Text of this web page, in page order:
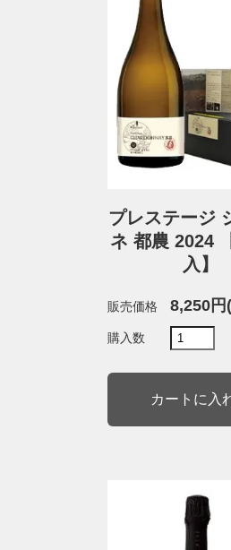
プレステージ
ネ 都農 2024
入】
販売価格 8,250円
購入数